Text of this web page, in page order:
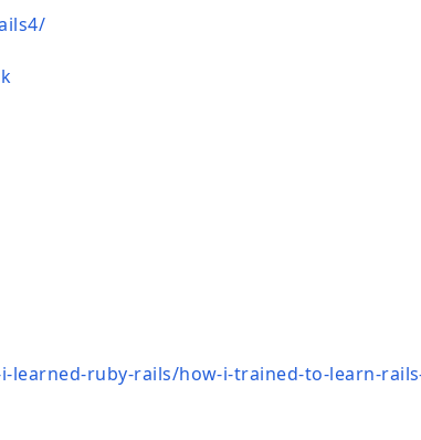
learned-ruby-rails/how-i-trained-to-learn-